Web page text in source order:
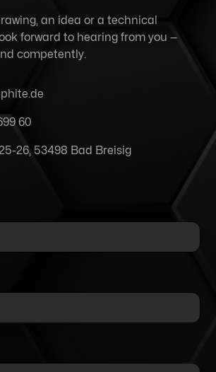
an idea or a technical
forward to hearing from you —
competently.
60
26, 53498 Bad Breisig